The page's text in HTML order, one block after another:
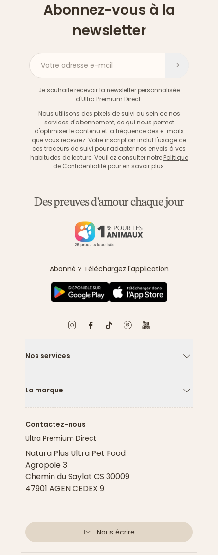
Abonnez-vous à la
newsletter
Votre adresse e-mail
Je souhaite recevoir la newsletter personnalisée
d'Ultra Premium Direct.
Nous utilisons des pixels de suivi au sein de nos
services d'abonnement, ce qui nous permet
d'optimiser le contenu et la fréquence des e-mails
que vous recevrez. Votre inscription inclut l'usage de
ces traceurs de suivi pour adapter nos envois à vos
habitudes de lecture. Veuillez consulter notre Politique
de Confidentialitépour en savoir plus.
Des preuves d'amour chaque jour
Abonné ? Téléchargez l'application
Nos services
La marque
Contactez-nous
Ultra Premium Direct
Natura Plus Ultra Pet Food
Agropole 3
Chemin du Saylat CS 30009
47901 AGEN CEDEX 9
Nous écrire